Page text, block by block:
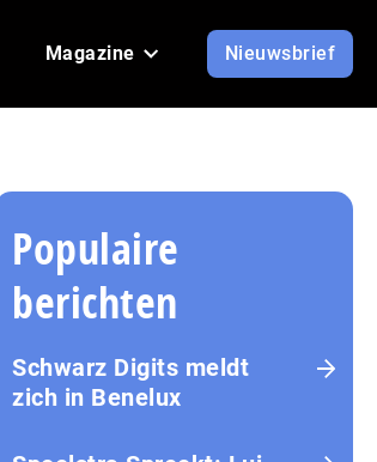
Magazine Nieuwsbrief
Populaire
berichten
Schwarz Digits meldt
zich in Benelux